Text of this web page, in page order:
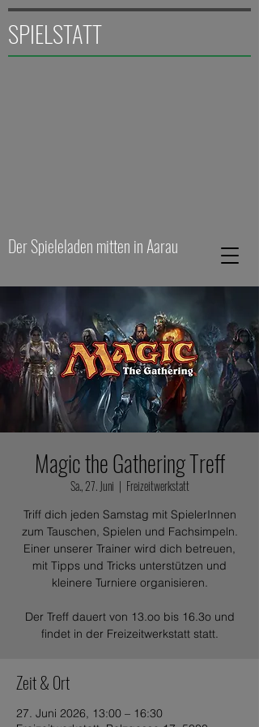
SPIELSTATT
Der Spieleladen mitten in Aarau
Magic the Gathering Treff
Sa., 27. Juni
  |
Freizeitwerkstatt
Triff dich jeden Samstag mit SpielerInnen
zum Tauschen, Spielen und Fachsimpeln.
Einer unserer Trainer wird dich betreuen,
mit Tipps und Tricks unterstützen und
kleinere Turniere organisieren.
Der Treff dauert von 13.oo bis 16.3o und
findet in der Freizeitwerkstatt statt.
Zeit & Ort
27. Juni 2026, 13:00 – 16:30